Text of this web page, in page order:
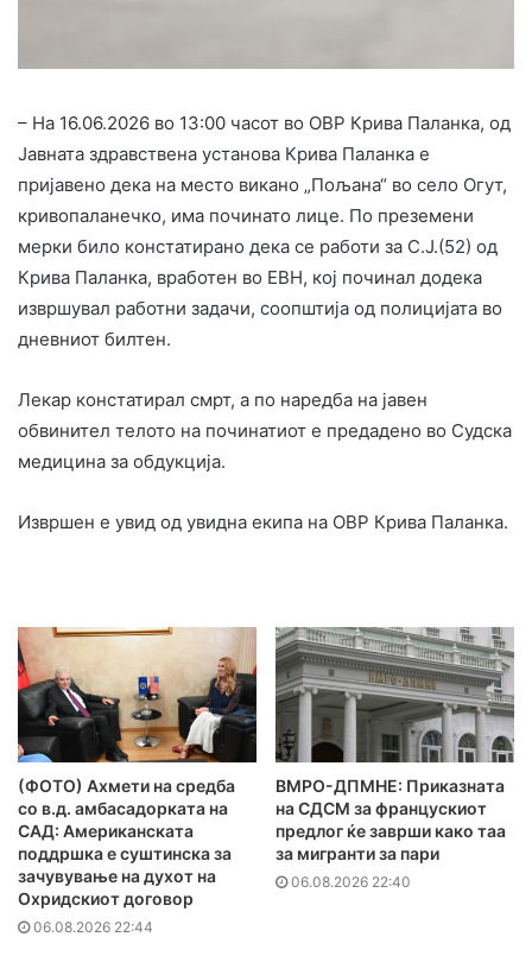
– На 16.06.2026 во 13:00 часот во ОВР Крива Паланка, од
Јавната здравствена установа Крива Паланка е
пријавено дека на место викано „Пољана“ во село Огут,
кривопаланечко, има починато лице. По преземени
мерки било констатирано дека се работи за С.Ј.(52) од
Крива Паланка, вработен во ЕВН, кој починал додека
извршувал работни задачи, соопштија од полицијата во
дневниот билтен.
Лекар констатирал смрт, а по наредба на јавен
обвинител телото на починатиот е предадено во Судска
медицина за обдукција.
Извршен е увид од увидна екипа на ОВР Крива Паланка.
(ФОТО) Ахмети на средба
со в.д. амбасадорката на
САД: Американската
поддршка е суштинска за
зачувување на духот на
Охридскиот договор
06.08.2026 22:44
ВМРО-ДПМНЕ: Приказната
на СДСМ за францускиот
предлог ќе заврши како таа
за мигранти за пари
06.08.2026 22:40